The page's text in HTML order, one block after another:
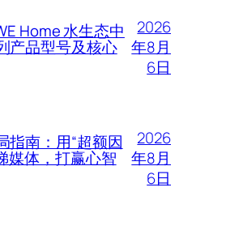
Home 水生态中
产品型号及核心
2026
年8月
6日
指南：用“超额因
媒体，打赢心智
2026
年8月
6日